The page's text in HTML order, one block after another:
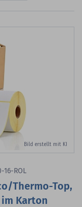
Bild erstellt mit KI
16-ROL
Thermo-Top,
im Karton